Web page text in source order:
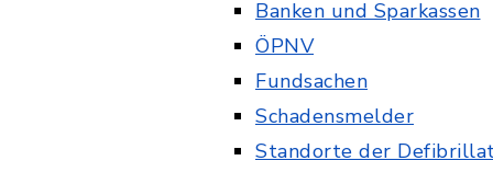
Banken und Sparkassen
ÖPNV
Fundsachen
Schadensmelder
Standorte der